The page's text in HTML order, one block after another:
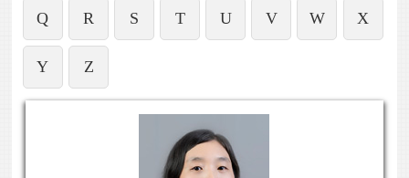
Q R S T U V W X
Y Z